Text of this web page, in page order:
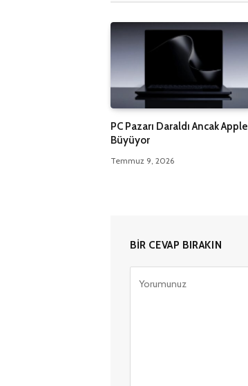
PC Pazarı Daraldı Ancak Apple
Büyüyor
Temmuz 9, 2026
BIR CEVAP BIRAKIN